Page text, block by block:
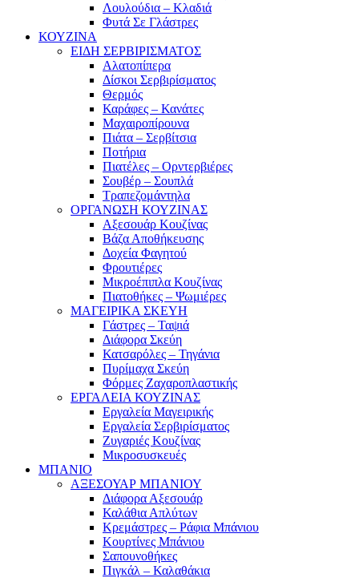
Λουλούδια – Κλαδιά
Φυτά Σε Γλάστρες
ΚΟΥΖΙΝΑ
ΕΙΔΗ ΣΕΡΒΙΡΙΣΜΑΤΟΣ
Αλατοπίπερα
Δίσκοι Σερβιρίσματος
Θερμός
Καράφες – Κανάτες
Μαχαιροπίρουνα
Πιάτα – Σερβίτσια
Ποτήρια
Πιατέλες – Ορντερβιέρες
Σουβέρ – Σουπλά
Τραπεζομάντηλα
ΟΡΓΑΝΩΣΗ ΚΟΥΖΙΝΑΣ
Αξεσουάρ Κουζίνας
Βάζα Αποθήκευσης
Δοχεία Φαγητού
Φρουτιέρες
Μικροέπιπλα Κουζίνας
Πιατοθήκες – Ψωμιέρες
ΜΑΓΕΙΡΙΚΑ ΣΚΕΥΗ
Γάστρες – Ταψιά
Διάφορα Σκεύη
Κατσαρόλες – Τηγάνια
Πυρίμαχα Σκεύη
Φόρμες Ζαχαροπλαστικής
ΕΡΓΑΛΕΙΑ ΚΟΥΖΙΝΑΣ
Εργαλεία Μαγειρικής
Εργαλεία Σερβιρίσματος
Ζυγαριές Κουζίνας
Μικροσυσκευές
ΜΠΑΝΙΟ
ΑΞΕΣΟΥΑΡ ΜΠΑΝΙΟΥ
Διάφορα Αξεσουάρ
Καλάθια Απλύτων
Κρεμάστρες – Ράφια Μπάνιου
Κουρτίνες Μπάνιου
Σαπουνοθήκες
Πιγκάλ – Καλαθάκια